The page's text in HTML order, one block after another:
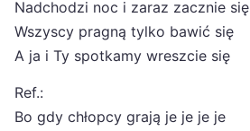
Nadchodzi noc i zaraz zacznie się
Wszyscy pragną tylko bawić się
A ja i Ty spotkamy wreszcie się
Ref.:
Bo gdy chłopcy grają je je je je